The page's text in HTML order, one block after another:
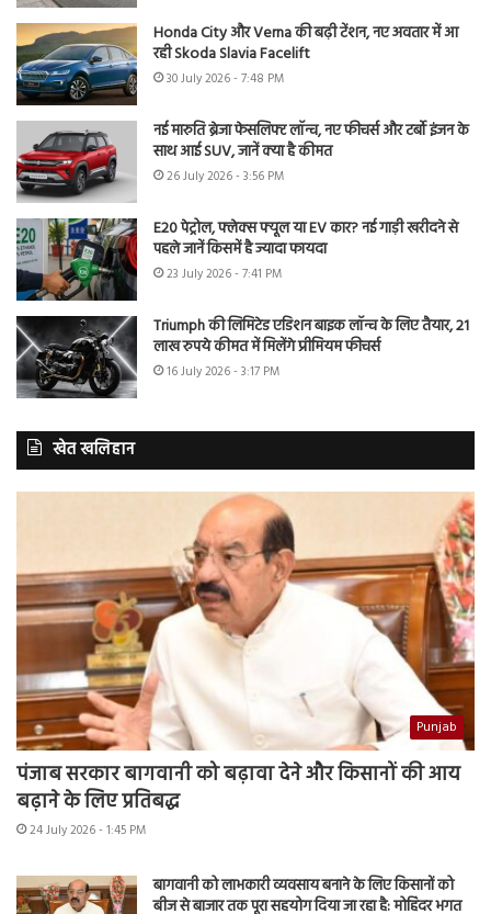
Honda City और Verna की बढ़ी टेंशन, नए अवतार में आ
रही Skoda Slavia Facelift
30 July 2026 - 7:48 PM
नई मारुति ब्रेजा फेसलिफ्ट लॉन्च, नए फीचर्स और टर्बो इंजन के
साथ आई SUV, जानें क्या है कीमत
26 July 2026 - 3:56 PM
E20 पेट्रोल, फ्लेक्स फ्यूल या EV कार? नई गाड़ी खरीदने से
पहले जानें किसमें है ज्यादा फायदा
23 July 2026 - 7:41 PM
Triumph की लिमिटेड एडिशन बाइक लॉन्च के लिए तैयार, 21
लाख रुपये कीमत में मिलेंगे प्रीमियम फीचर्स
16 July 2026 - 3:17 PM
खेत खलिहान
Punjab
पंजाब सरकार बागवानी को बढ़ावा देने और किसानों की आय
बढ़ाने के लिए प्रतिबद्ध
24 July 2026 - 1:45 PM
बागवानी को लाभकारी व्यवसाय बनाने के लिए किसानों को
बीज से बाजार तक पूरा सहयोग दिया जा रहा है: मोहिंदर भगत